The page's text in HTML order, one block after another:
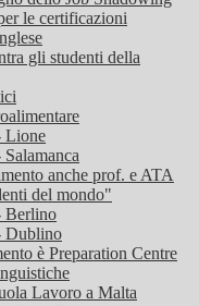
le certificazioni
gli studenti della
Lione
anche prof. e ATA
del mondo"
Berlino
Dublino
è Preparation Centre
Lavoro a Malta